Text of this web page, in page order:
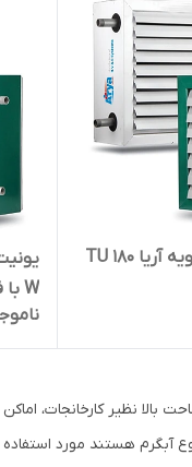
یونیت هیتر آب گرم تهویه آریا TU 180
W با فن 4 پر 1400 دور
نظیر کارخانجات، اماکن
آبگرم هستند مورد